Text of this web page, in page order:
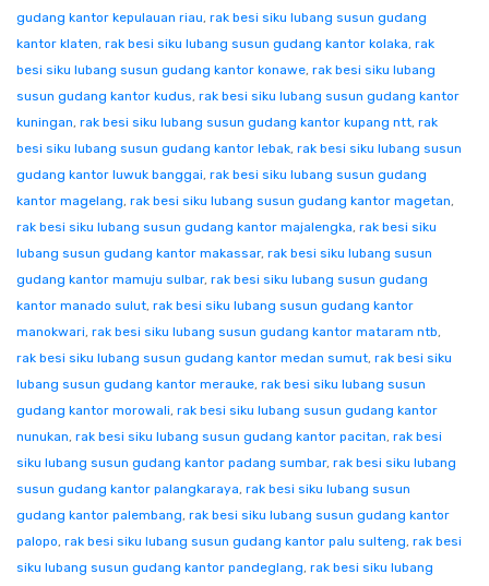
gudang kantor kepulauan riau, rak besi siku lubang susun gudang
kantor klaten, rak besi siku lubang susun gudang kantor kolaka, rak
besi siku lubang susun gudang kantor konawe, rak besi siku lubang
susun gudang kantor kudus, rak besi siku lubang susun gudang kantor
kuningan, rak besi siku lubang susun gudang kantor kupang ntt, rak
besi siku lubang susun gudang kantor lebak, rak besi siku lubang susun
gudang kantor luwuk banggai, rak besi siku lubang susun gudang
kantor magelang, rak besi siku lubang susun gudang kantor magetan,
rak besi siku lubang susun gudang kantor majalengka, rak besi siku
lubang susun gudang kantor makassar, rak besi siku lubang susun
gudang kantor mamuju sulbar, rak besi siku lubang susun gudang
kantor manado sulut, rak besi siku lubang susun gudang kantor
manokwari, rak besi siku lubang susun gudang kantor mataram ntb,
rak besi siku lubang susun gudang kantor medan sumut, rak besi siku
lubang susun gudang kantor merauke, rak besi siku lubang susun
gudang kantor morowali, rak besi siku lubang susun gudang kantor
nunukan, rak besi siku lubang susun gudang kantor pacitan, rak besi
siku lubang susun gudang kantor padang sumbar, rak besi siku lubang
susun gudang kantor palangkaraya, rak besi siku lubang susun
gudang kantor palembang, rak besi siku lubang susun gudang kantor
palopo, rak besi siku lubang susun gudang kantor palu sulteng, rak besi
siku lubang susun gudang kantor pandeglang, rak besi siku lubang